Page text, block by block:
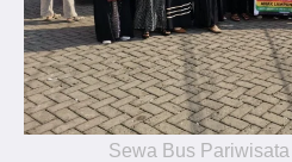
Sewa Bus